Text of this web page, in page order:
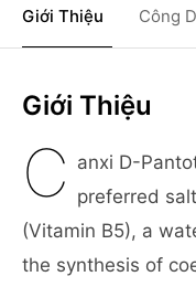
Giới Thiệu Công
Giới Thiệu
C anxi D-
preferred
(Vitamin B5), a
the synthesis of